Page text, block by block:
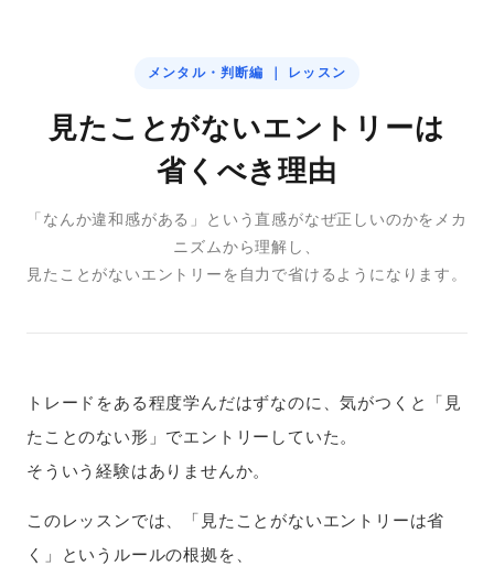
メンタル・判断編 ｜ レッスン
見たことがないエントリーは
省くべき理由
「なんか違和感がある」という直感がなぜ正しいのかをメカ
ニズムから理解し、
見たことがないエントリーを自力で省けるようになります。
トレードをある程度学んだはずなのに、気がつくと「見
たことのない形」でエントリーしていた。
そういう経験はありませんか。
このレッスンでは、「見たことがないエントリーは省
く」というルールの根拠を、